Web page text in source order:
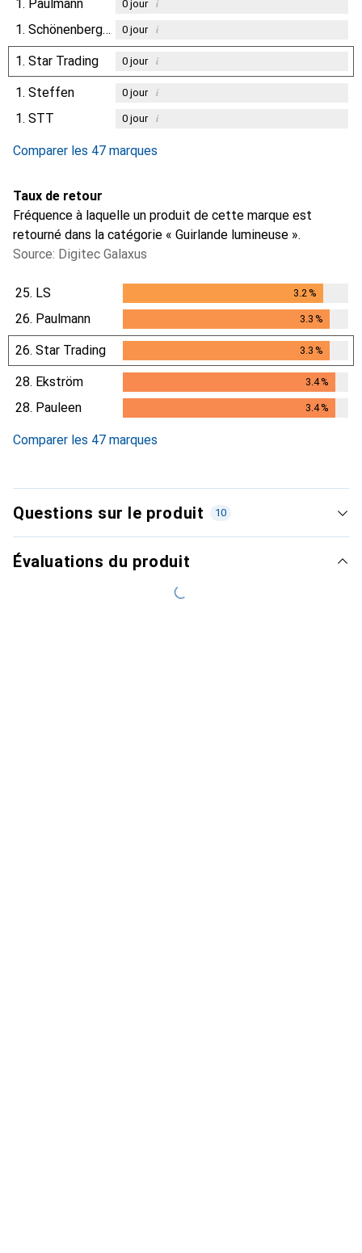
1. Paulmann 0jour
1. Schönenberger 0jour i
1. Star Trading 0jour i
1. Steffen 0jour i
1. STT 0jour i
Comparer les 47 marques
Taux de retour
Fréquence à laquelle un produit de cette marque est
retourné dans la catégorie « Guirlande lumineuse ».
Source: Digitec Galaxus
25. LS 3.2 %
3.2%
26. Paulmann 3.3 %
3.3%
26. Star Trading 3.3 %
3.3%
28. Ekström 3.4%
3.4%
28. Pauleen 3.4%
Comparer les 47 marques
Questions sur le produit 10
Évaluations du produit